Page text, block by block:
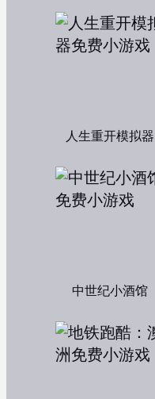
人生重开模拟器
中世纪小酒馆